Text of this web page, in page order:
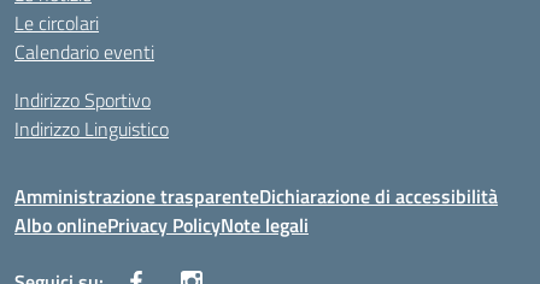
Le circolari
Calendario eventi
Indirizzo Sportivo
Indirizzo Linguistico
Amministrazione trasparenteDichiarazione di accessibilità
Albo onlinePrivacy PolicyNote legali